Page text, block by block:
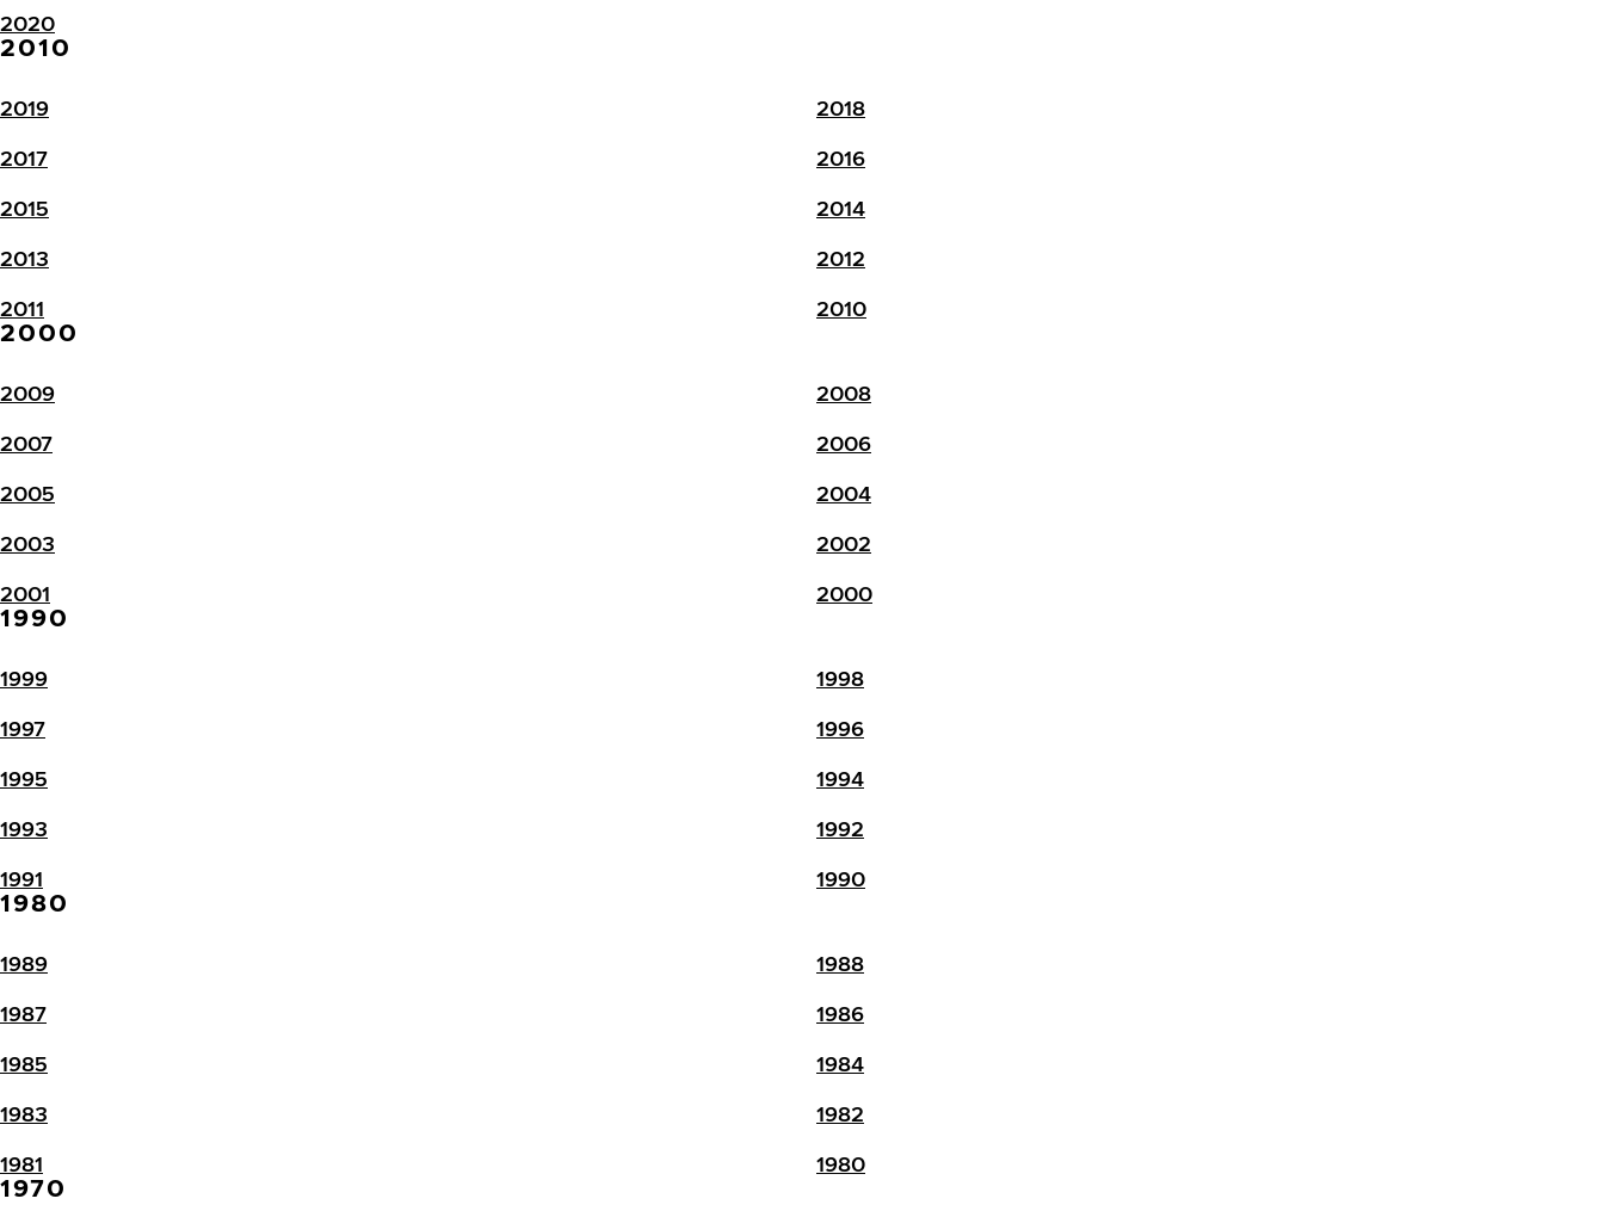
2020
2010
2019
2018
2017
2016
2015
2014
2013
2012
2011
2010
2000
2009
2008
2007
2006
2005
2004
2003
2002
2001
2000
1990
1999
1998
1997
1996
1995
1994
1993
1992
1991
1990
1980
1989
1988
1987
1986
1985
1984
1983
1982
1981
1980
1970